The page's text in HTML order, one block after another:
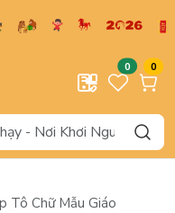
0 0
Tô Chữ Mẫu Giáo